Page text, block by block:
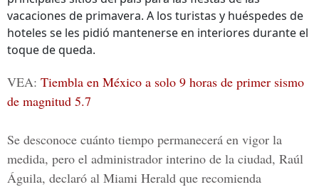
vacaciones de primavera. A los turistas y huéspedes de
hoteles se les pidió mantenerse en interiores durante el
toque de queda.
VEA: Tiembla en México a solo 9 horas de primer sismo
de magnitud 5.7
Se desconoce cuánto tiempo permanecerá en vigor la
medida, pero el administrador interino de la ciudad, Raúl
Águila, declaró al Miami Herald que recomienda